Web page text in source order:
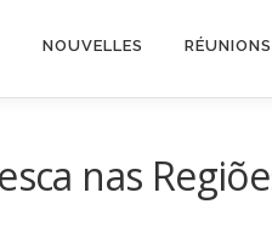
NOUVELLES RÉUNIONS
nas